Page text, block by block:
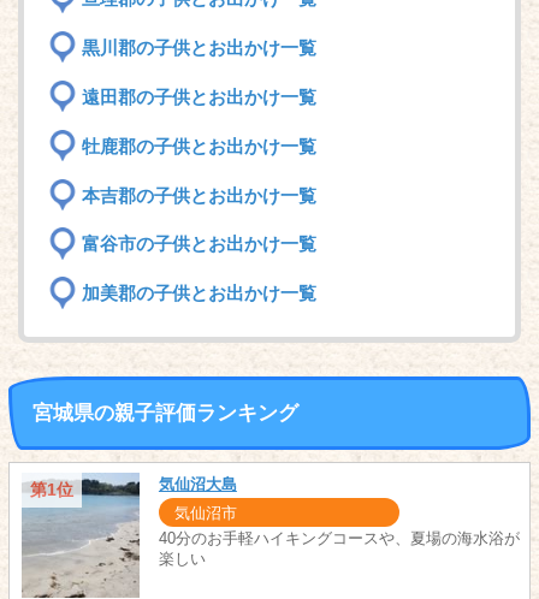
黒川郡の子供とお出かけ一覧
遠田郡の子供とお出かけ一覧
牡鹿郡の子供とお出かけ一覧
本吉郡の子供とお出かけ一覧
富谷市の子供とお出かけ一覧
加美郡の子供とお出かけ一覧
宮城県の親子評価ランキング
第1位 気仙沼大島
気仙沼市
40分のお手軽ハイキングコースや、夏場の海水浴が
楽しい